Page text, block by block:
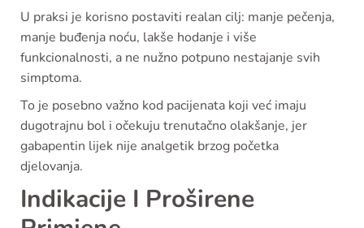
U praksi je korisno postaviti realan cilj: manje pečenja,
manje buđenja noću, lakše hodanje i više
funkcionalnosti, a ne nužno potpuno nestajanje svih
simptoma.
To je posebno važno kod pacijenata koji već imaju
dugotrajnu bol i očekuju trenutačno olakšanje, jer
gabapentin lijek nije analgetik brzog početka
djelovanja.
Indikacije I Proširene